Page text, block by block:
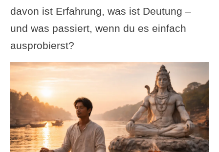
davon ist Erfahrung, was ist Deutung –
und was passiert, wenn du es einfach
ausprobierst?